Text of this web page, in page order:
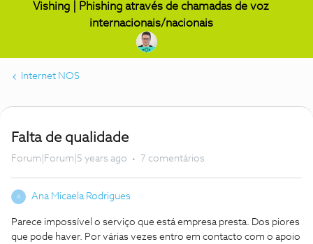
Vishing | Phishing através de chamadas de voz
internacionais/nacionais
Internet NOS
Falta de qualidade
Forum|Forum|5 years ago 7 comentários
A Ana Micaela Rodrigues
Parece impossível o serviço que está empresa presta. Dos piores
que pode haver. Por várias vezes entro em contacto com o apoio